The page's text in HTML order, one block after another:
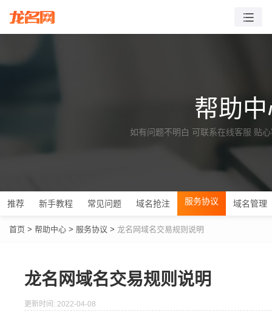
帮助
如有问题不明白 可联系在线客服 贴
推荐 新手教程 常见问题 域名抢注 服务协议 域名管理
首页 > 帮助中心 > 服务协议 > 龙名网域名交易规则说明
龙名网域名交易规则说明
更新时间: 2022-04-08